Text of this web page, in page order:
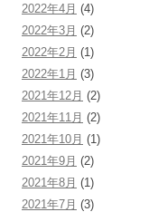
2022年4月 (4)
2022年3月 (2)
2022年2月 (1)
2022年1月 (3)
2021年12月 (2)
2021年11月 (2)
2021年10月 (1)
2021年9月 (2)
2021年8月 (1)
2021年7月 (3)